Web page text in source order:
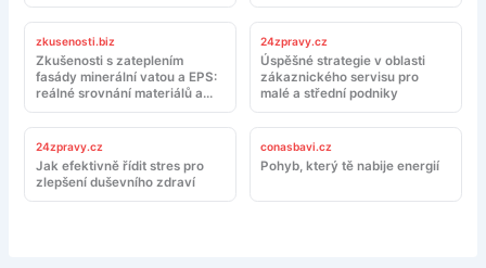
zkusenosti.biz
Zkušenosti s zateplením
fasády minerální vatou a EPS:
reálné srovnání materiálů a
montáže
24zpravy.cz
Úspěšné strategie v oblasti
zákaznického servisu pro
malé a střední podniky
24zpravy.cz
Jak efektivně řídit stres pro
zlepšení duševního zdraví
conasbavi.cz
Pohyb, který tě nabije energií